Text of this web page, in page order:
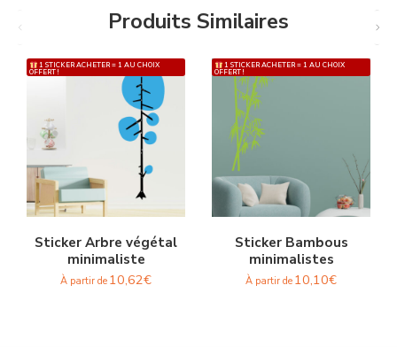
Produits Similaires
1 STICKER ACHETER = 1 AU CHOIX
OFFERT !
Sticker Arbre végétal
minimaliste
À partir de 10,62€
1 STICKER ACHETER = 1 AU CHOIX
OFFERT !
Sticker Bambous
minimalistes
À partir de 10,10€